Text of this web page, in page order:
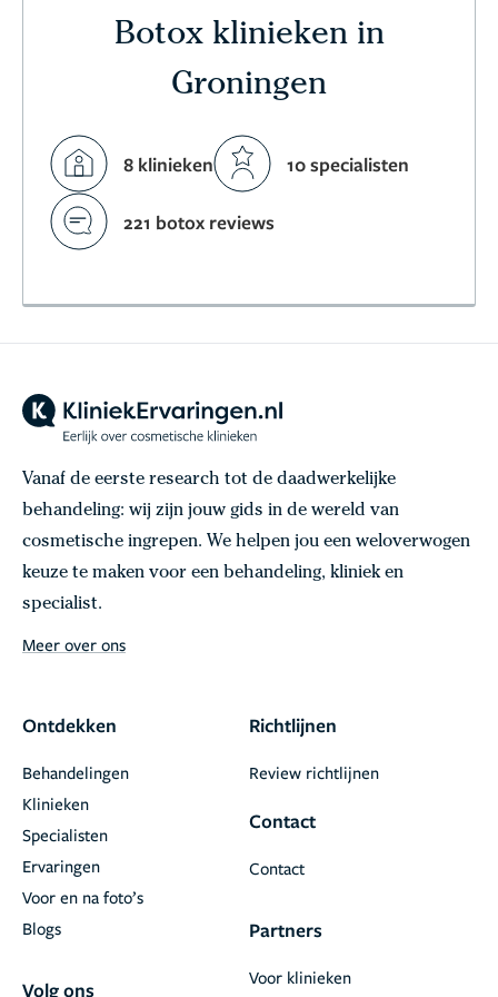
Botox klinieken in
Groningen
8 klinieken 10 specialisten
221 botox reviews
Vanaf de eerste research tot de daadwerkelijke
behandeling: wij zijn jouw gids in de wereld van
cosmetische ingrepen. We helpen jou een weloverwogen
keuze te maken voor een behandeling, kliniek en
specialist.
Meer over ons
Ontdekken
Behandelingen
Klinieken
Specialisten
Ervaringen
Voor en na foto’s
Blogs
Volg ons
Richtlijnen
Review richtlijnen
Contact
Contact
Partners
Voor klinieken